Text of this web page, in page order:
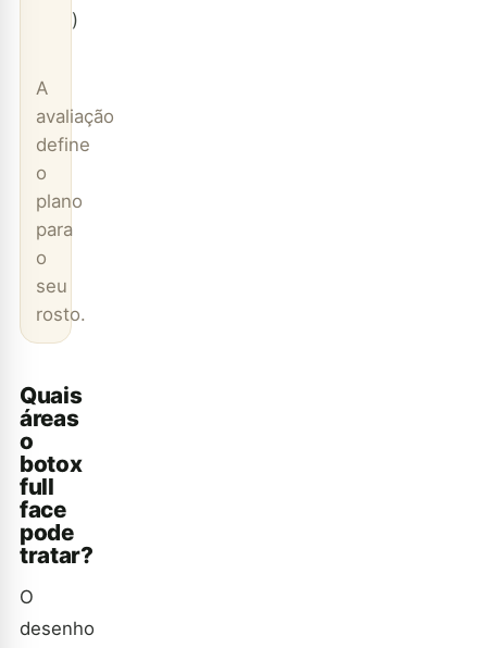
)
A
avaliação
define
o
plano
para
o
seu
rosto.
Quais
áreas
o
botox
full
face
pode
tratar?
O
desenho